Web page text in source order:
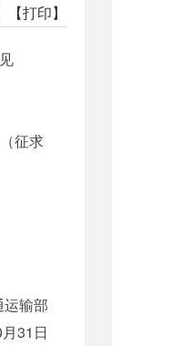
【打印】
征求
运输部
31日